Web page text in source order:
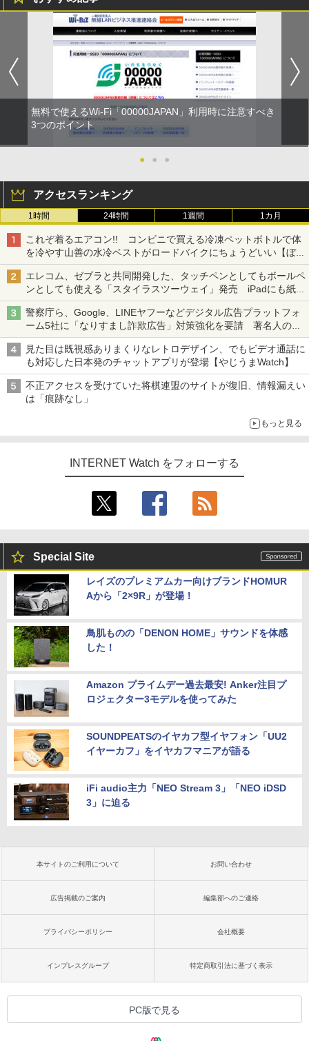
無料で使えるWi-Fi「00000JAPAN」利用時に注意すべき
3つのポイント
● ● ●
アクセスランキング
1時間 24時間 1週間 1カ月
これぞ着るエアコン!! コンビニで買える冷凍ペットボトルで体
を冷やす山善の水冷ベストがロードバイクにちょうどいい【ぼっ
ち・ざ・ろーど！その14】【空いた時間でなにしてる？】
エレコム、ゼブラと共同開発した、タッチペンとしてもボールペ
ンとしても使える「スタイラスツーウェイ」発売 iPadにも紙に
も、持ち替えずに書き込める
警察庁ら、Google、LINEヤフーなどデジタル広告プラットフォ
ーム5社に「なりすまし詐欺広告」対策強化を要請 著名人の写
真や映像を使った投資詐欺などへの対策として
見た目は既視感ありまくりなレトロデザイン、でもビデオ通話に
も対応した日本発のチャットアプリが登場【やじうまWatch】
不正アクセスを受けていた将棋連盟のサイトが復旧、情報漏えい
は「痕跡なし」
もっと見る
INTERNET Watch をフォローする
Special Site
レイズのプレミアムカー向けブランドHOMUR
Aから「2×9R」が登場！
鳥肌ものの「DENON HOME」サウンドを体感
した！
Amazon プライムデー過去最安! Anker注目プ
ロジェクター3モデルを使ってみた
SOUNDPEATSのイヤカフ型イヤフォン「UU2
イヤーカフ」をイヤカフマニアが語る
iFi audio主力「NEO Stream 3」「NEO iDSD
3」に迫る
本サイトのご利用について お問い合わせ
広告掲載のご案内 編集部へのご連絡
プライバシーポリシー 会社概要
インプレスグループ 特定商取引法に基づく表示
PC版で見る